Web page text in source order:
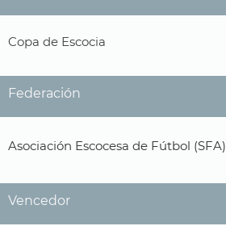
Copa de Escocia
Federación
Asociación Escocesa de Fútbol (SFA)
Vencedor